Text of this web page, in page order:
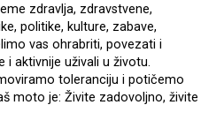
zdravlja, zdravstvene,
politike, kulture, zabave,
vas ohrabriti, povezati i
i aktivnije uživali u životu.
toleranciju i potičemo
moto je: Živite zadovoljno, živite